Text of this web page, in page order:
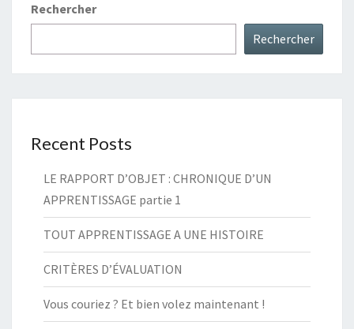
Rechercher
Rechercher
Recent Posts
LE RAPPORT D’OBJET : CHRONIQUE D’UN
APPRENTISSAGE partie 1
TOUT APPRENTISSAGE A UNE HISTOIRE
CRITÈRES D’ÉVALUATION
Vous couriez ? Et bien volez maintenant !